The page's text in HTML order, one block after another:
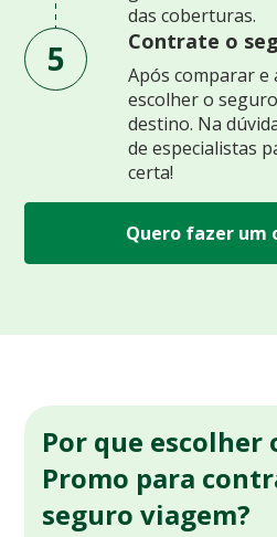
das coberturas.
5 Contrate o
Após comparar e
escolher o
destino. Na
de especialistas
certa!
Quero fazer um
Por que escolher
Promo para
seguro viagem?